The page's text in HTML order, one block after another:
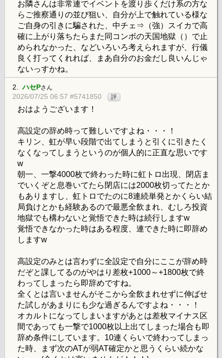
お隣さんは非常連でイベントを渡り歩くだけ系の方な
らご推察通りの並び狙い、自分が上で触れている様な
ご自身の引きに騙された、中チェ⇒（強）スイカで高
確に上がり落ちたらまた同コンボの天国地獄（）で止
められなかった、などいろいろ考えられますが、行儀
良く打ってくれれば、まあ自分のお金だし良いんじゃ
ないっすかね。
2.ハセPさん
2026/07/25 06:57 #5741850 評
おはようございます！
高設定の辞め時って難しいですよね・・・！
キリン、虹が早い段階で出てしまうと引くに引きたく
なくなってしまうというのが個人的に正直な思いです
w
朝一、一撃4000枚で終わった時に虹トロ出現、閉店ま
でいくぞと息巻いてたら閉店には2000枚切ってたとか
もありますし、虹トロでたのに8連続単発とかくらい結
局負けとかも経験あるので最悪全飲まれ、むしろ投資
地獄でも構わないと覚悟できた時は続行しますw
覚悟できなかった時はある程度、連できた時に即辞め
しますw
高設定のみとは言わずに全設定で自分にここが辞め時
だぞと課してるのがやはり差枚+1000～+1800枚で終
わってしまったら即辞めですね。
全くとは言いませんがそこから全飲まれせずに伸ばせ
た試しがあまりにも少な過ぎるんですよね・・・！
オカルトになってしまいますがあとは差枚マイナス区
間であっても一撃で1000枚以上出てしまった場合も即
辞め条件にしています。10連くらいで終わってしまっ
た時、まず次のATが弱AT確定かと思うくらい続かな